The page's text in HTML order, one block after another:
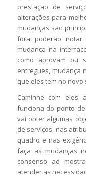
prestação de
alterações para
mudanças são
fora poderão notar
mudança na
como aprovam ou
entregues, mudança
que eles tem no novo
Caminhe com eles
funciona do ponto
vai obter algumas
de serviços, nas
quadro e nas
faça as mudanças
consenso ao
atender as